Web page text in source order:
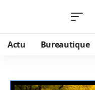
Actu Bureautique